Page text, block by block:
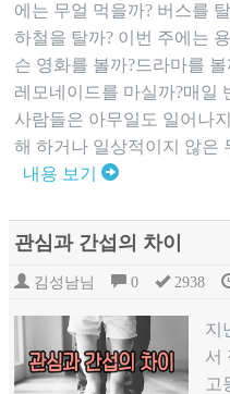
에는 무얼 먹을까? 버스를 탈
하철을 탈까? 이번 주에는
슨 영화를 볼까?드라마를
레모네이드를 마실까?매일
사람들은 아무일도 일어나
해 하거나 일상적이지 않은
내용 보기
관심과 간섭의 차이
김성남님 0 2938
지
서
고